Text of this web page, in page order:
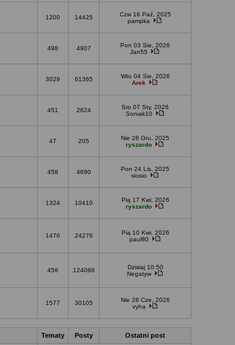
1200 14425
Czw 16 Paź, 2025
pampka
498 4907
Pon 03 Sie, 2026
Jan55
3029 61365
Wto 04 Sie, 2026
Arek
451 2824
Sro 07 Sty, 2026
Soniak10
47 205
Nie 28 Gru, 2025
ryszardo
458 4690
Pon 24 Lis, 2025
siosio
1324 10410
Pią 17 Kwi, 2026
ryszardo
1476 24276
Pią 10 Kwi, 2026
paul80
456 124088
Dzisiaj 10:50
Negatyw
1577 30105
Nie 28 Cze, 2026
vyha
Tematy Posty Ostatni post